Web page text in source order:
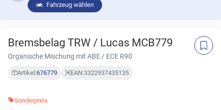
Fahrzeug wählen
Bremsbelag TRW / Lucas MCB779
Organische Mischung mit ABE / ECE R90
Artikel:676779 EAN:3322937435135
Sonderpreis